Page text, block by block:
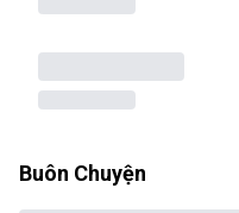
Buôn Chuyện